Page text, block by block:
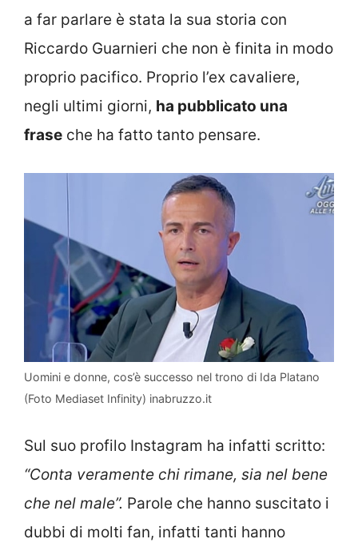
a far parlare è stata la sua storia con
Riccardo Guarnieri che non è finita in modo
proprio pacifico. Proprio l’ex cavaliere,
negli ultimi giorni, ha pubblicato una
frase che ha fatto tanto pensare.
Uomini e donne, cos’è successo nel trono di Ida Platano
(Foto Mediaset Infinity) inabruzzo.it
Sul suo profilo Instagram ha infatti scritto:
“Conta veramente chi rimane, sia nel bene
che nel male”. Parole che hanno suscitato i
dubbi di molti fan, infatti tanti hanno